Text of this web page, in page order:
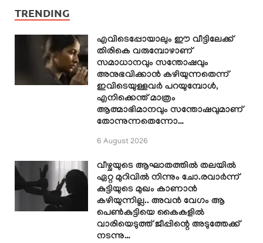
TRENDING
എവിടെപ്പോയാലും ഈ വീട്ടിലേക്ക്
തിരികെ വരുമ്പോഴാണ്
സമാധാനവും സന്തോഷവും
അനുഭവിക്കാൻ കഴിയുന്നതെന്ന്
ഇവിടെയുള്ളവർ പറയുമ്പോൾ,
എനിക്കെന്ത് മാത്രം
ആത്മാഭിമാനവും സന്തോഷവുമാണ്
തോന്നുന്നതെന്നോ…
6 August 2026
വീഴ്ചയുടെ ആഘാതത്തിൽ തലയിൽ
ഏറ്റ മുറിവിൽ നിന്നും ചോ.രവാർന്ന്
കുട്ടിയുടെ മുഖം കാണാൻ
കഴിയുന്നില്ല.. അവൻ വേഗം ആ
പെൺകുട്ടിയെ കൈകളിൽ
വാരിയെടുത്ത് ജീപ്പിന്റെ അടുത്തേക്ക്
നടന്നു…